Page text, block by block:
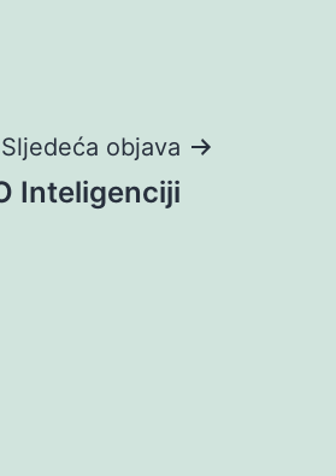
Sljedeća objava
Inteligenciji